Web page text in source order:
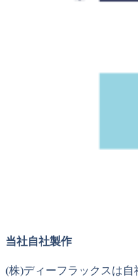
当社自社製作
(株)ディーフラックスは